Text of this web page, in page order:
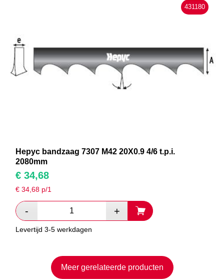
431180
Hepyc bandzaag 7307 M42 20X0.9 4/6 t.p.i.
2080mm
€ 34,68
€34,68 p/1
Levertijd 3-5 werkdagen
Meer gerelateerde producten